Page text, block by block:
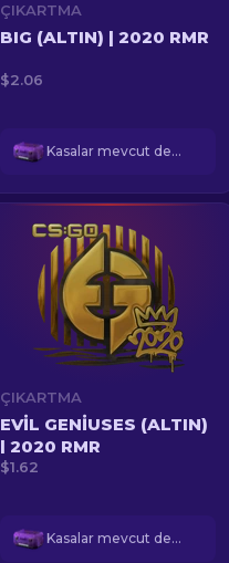
ÇIKARTMA
BIG (ALTIN) | 2020 RMR
$2.06
Kasalar mevcut değil
ÇIKARTMA
EVIL GENIUSES (ALTIN)
| 2020 RMR
$1.62
Kasalar mevcut değil